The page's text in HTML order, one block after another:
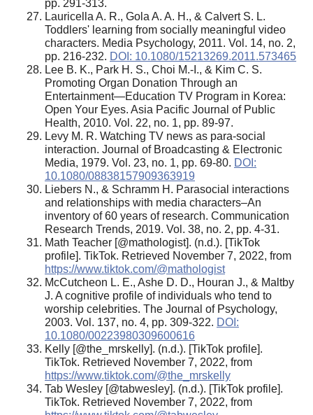
pp. 291-313.
Lauricella A. R., Gola A. A. H., & Calvert S. L.
Toddlers' learning from socially meaningful video
characters. Media Psychology, 2011. Vol. 14, no. 2,
pp. 216-232. DOI: 10.1080/15213269.2011.573465
Lee B. K., Park H. S., Choi M.-I., & Kim C. S.
Promoting Organ Donation Through an
Entertainment—Education TV Program in Korea:
Open Your Eyes. Asia Pacific Journal of Public
Health, 2010. Vol. 22, no. 1, pp. 89-97.
Levy M. R. Watching TV news as para‐social
interaction. Journal of Broadcasting & Electronic
Media, 1979. Vol. 23, no. 1, pp. 69-80. DOI:
10.1080/08838157909363919
Liebers N., & Schramm H. Parasocial interactions
and relationships with media characters–An
inventory of 60 years of research. Communication
Research Trends, 2019. Vol. 38, no. 2, pp. 4-31.
Math Teacher [@mathologist]. (n.d.). [TikTok
profile]. TikTok. Retrieved November 7, 2022, from
https://www.tiktok.com/@mathologist
McCutcheon L. E., Ashe D. D., Houran J., & Maltby
J. A cognitive profile of individuals who tend to
worship celebrities. The Journal of Psychology,
2003. Vol. 137, no. 4, pp. 309-322. DOI:
10.1080/00223980309600616
Kelly [@the_mrskelly]. (n.d.). [TikTok profile].
TikTok. Retrieved November 7, 2022, from
https://www.tiktok.com/@the_mrskelly
Tab Wesley [@tabwesley]. (n.d.). [TikTok profile].
TikTok. Retrieved November 7, 2022, from